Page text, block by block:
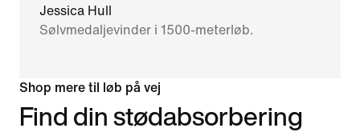
Jessica Hull
Sølvmedaljevinder i 1500-meterløb.
Shop mere til løb på vej
Find din stødabsorbering